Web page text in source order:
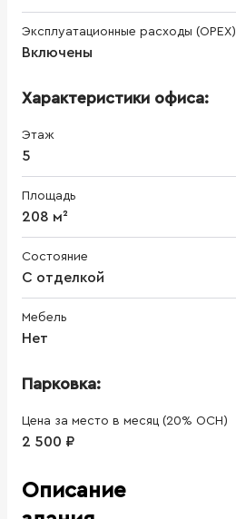
Эксплуатационные расходы (OPEX)
Включены
Характеристики офиса:
Этаж
5
Площадь
208 м²
Состояние
С отделкой
Мебель
Нет
Парковка:
Цена за место в месяц (20% ОСН)
2 500 ₽
Описание